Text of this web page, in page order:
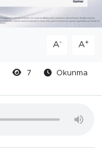
A- A+
7
Okunma